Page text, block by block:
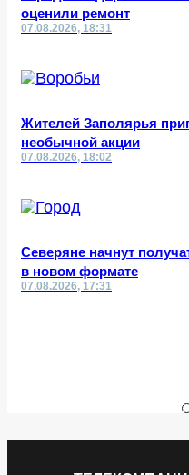
оценили ремонт
07.08.2026, 18:31
Жителей Заполярья
необычной акции
07.08.2026, 18:02
Северяне начнут
в новом формате
07.08.2026, 17:31